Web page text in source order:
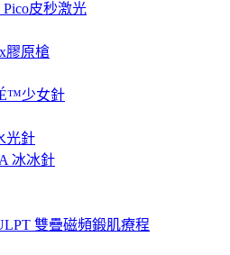
Pico皮秒激光
膠原槍
少女針
光針
冰冰針
雙疊磁頻鍛肌療程